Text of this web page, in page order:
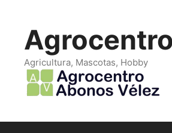
contenido
Agricultura, Mascotas, Hobby